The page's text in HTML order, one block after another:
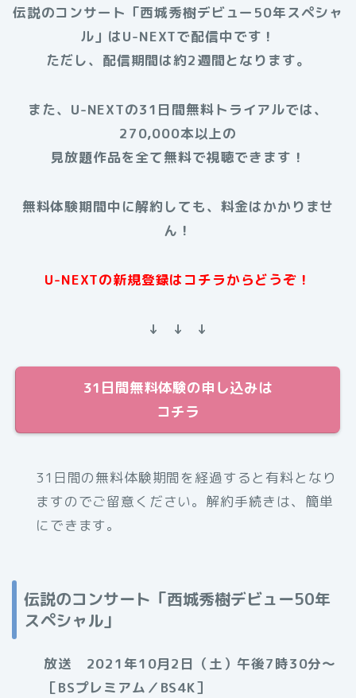
伝説のコンサート「西城秀樹デビュー50年スペシャ
ル」はU-NEXTで配信中です！
ただし、配信期間は約2週間となります。
また、U-NEXTの31日間無料トライアルでは、
270,000本以上の
見放題作品を全て無料で視聴できます！
無料体験期間中に解約しても、料金はかかりませ
ん！
U-NEXTの新規登録はコチラからどうぞ！
↓ ↓ ↓
31日間無料体験の申し込みは
コチラ
31日間の無料体験期間を経過すると有料となり
ますのでご留意ください。解約手続きは、簡単
にできます。
伝説のコンサート「西城秀樹デビュー50年
スペシャル」
放送 2021年10月2日（土）午後7時30分〜
［BSプレミアム／BS4K］